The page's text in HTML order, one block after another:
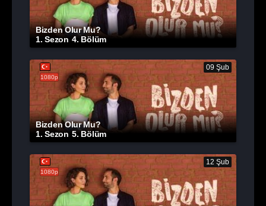
Bizden Olur Mu?
1. Sezon 4. Bölüm
1080p
09 Şub
Bizden Olur Mu?
1. Sezon 5. Bölüm
1080p
12 Şub